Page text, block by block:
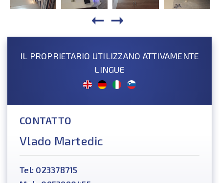
IL PROPRIETARIO UTILIZZANO ATTIVAMENTE
LINGUE
CONTATTO
Vlado Martedic
Tel: 023378715